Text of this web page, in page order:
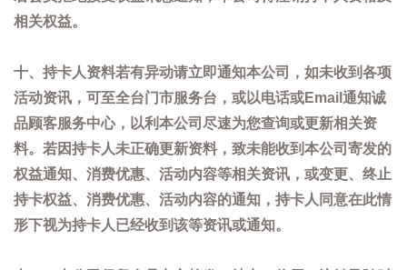
相关权益。
十、持卡人资料若有异动请立即通知本公司，如未收到各项
活动资讯，可至全台门市服务台，或以电话或Email通知诚
品顾客服务中心，以利本公司尽速为您查询或更新相关资
料。若因持卡人未正确更新资料，致未能收到本公司寄发的
权益通知、消费优惠、活动内容等相关资讯，或变更、终止
持卡权益、消费优惠、活动内容的通知，持卡人同意在此情
形下视为持卡人已经收到该等资讯或通知。